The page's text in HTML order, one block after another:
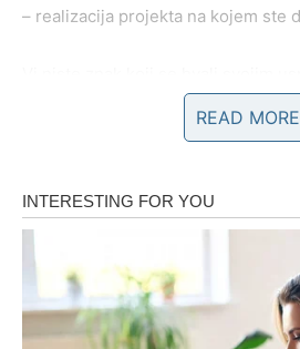
– realizacija projekta na kojem ste
predano. I upravo zato sada dolazi
Ako ste sumnjali u sebe – sledeći
ste bili na pravom putu.
LJUBAV –
DOLAZI NA PRAVO
READ MORE